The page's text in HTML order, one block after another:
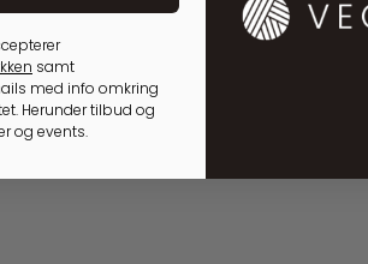
samt
med info omkring
Herunder tilbud og
og events.